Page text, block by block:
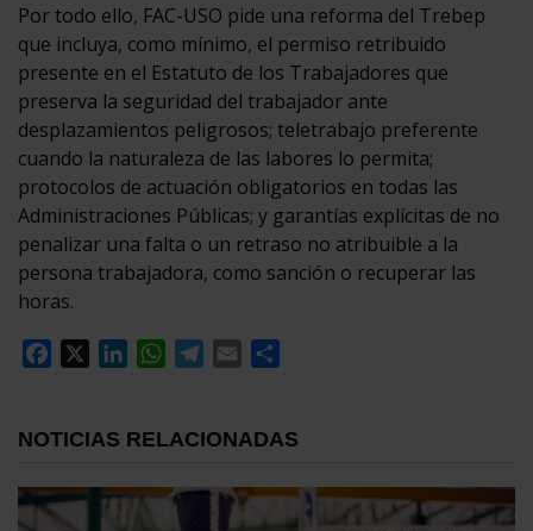
Por todo ello, FAC-USO pide una reforma del Trebep
que incluya, como mínimo, el permiso retribuido
presente en el Estatuto de los Trabajadores que
preserva la seguridad del trabajador ante
desplazamientos peligrosos; teletrabajo preferente
cuando la naturaleza de las labores lo permita;
protocolos de actuación obligatorios en todas las
Administraciones Públicas; y garantías explícitas de no
penalizar una falta o un retraso no atribuible a la
persona trabajadora, como sanción o recuperar las
horas.
Facebook
LinkedInWhatsApp
Telegram
Email
NOTICIAS RELACIONADAS